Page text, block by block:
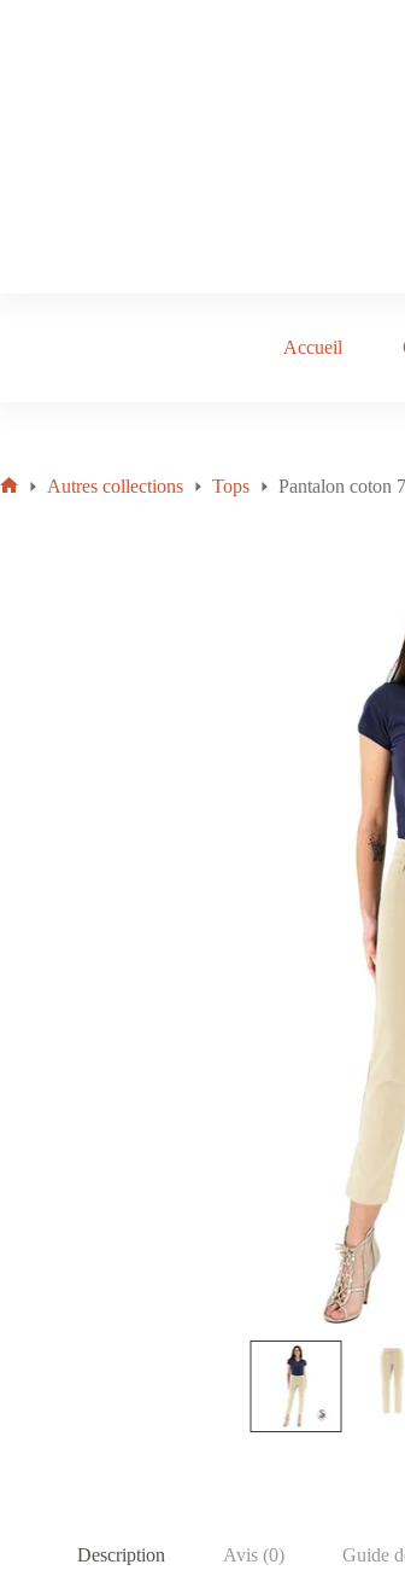
Accueil
Autres collections Tops Pantalon coton
Description Avis (0) Guide